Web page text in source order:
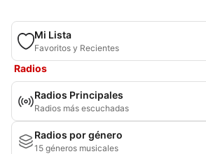
Mi Lista
Favoritos y Recientes
Radios
Radios Principales
Radios más escuchadas
Radios por género
15 géneros musicales